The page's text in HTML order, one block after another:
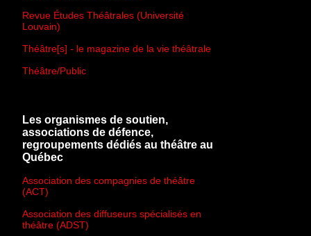
Revue Études Théâtrales (Université
Louvain)
Théâtre[s] - le magazine de la vie théâtrale
Théâtre/Public
Les organismes de soutien,
associations de défence,
regroupements dédiés au théâtre au
Québec
Association des compagnies de théâtre
(ACT)
Association des diffuseurs spécialisés en
théâtre (ADST)